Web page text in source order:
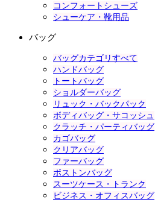
コンフォートシューズ
シューケア・靴用品
バッグ
バッグカテゴリすべて
ハンドバッグ
トートバッグ
ショルダーバッグ
リュック・バックパック
ボディバッグ・サコッシュ
クラッチ・パーティバッグ
カゴバッグ
クリアバッグ
ファーバッグ
ボストンバッグ
スーツケース・トランク
ビジネス・オフィスバッグ